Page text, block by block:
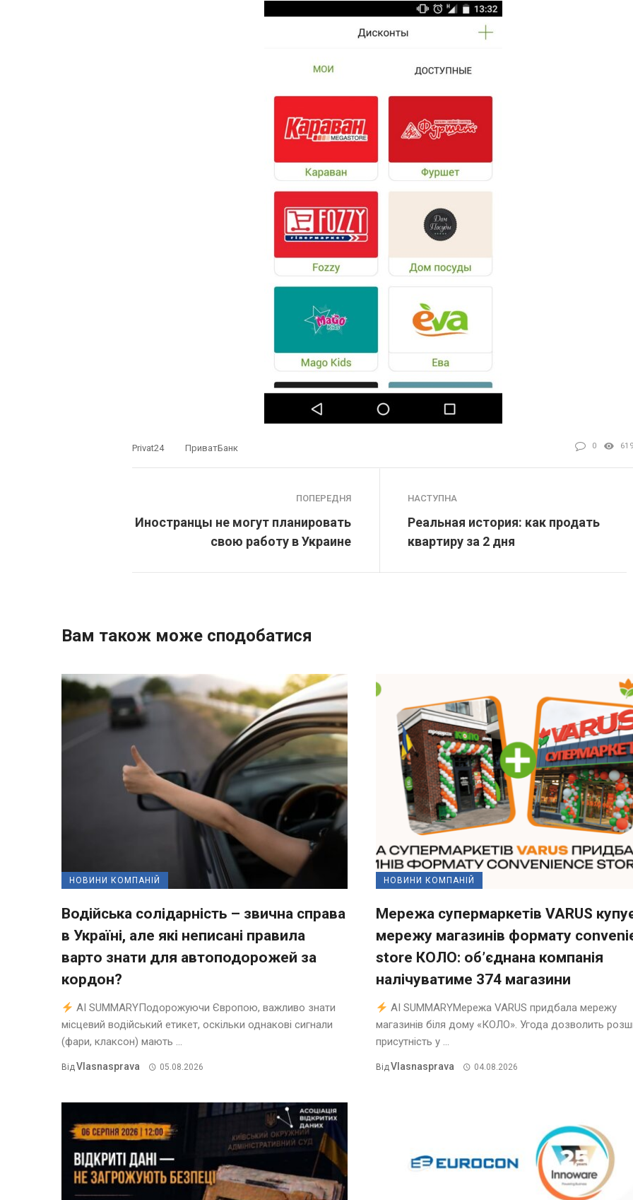
Privat24 ПриватБанк 0 619
ПОПЕРЕДНЯ
Иностранцы не могут планировать
свою работу в Украине
НАСТУПНА
Реальная история: как продать
квартиру за 2 дня
Вам також може сподобатися
НОВИНИ КОМПАНІЙ
Водійська солідарність – звична справа
в Україні, але які неписані правила
варто знати для автоподорожей за
кордон?
AI SUMMARYПодорожуючи Європою, важливо знати
місцевий водійський етикет, оскільки однакові сигнали
(фари, клаксон) мають ...
ВідVlasnasprava 05.08.2026
НОВИНИ КОМПАНІЙ
Мережа супермаркетів VARUS
мережу магазинів формату
store КОЛО: об’єднана компанія
налічуватиме 374 магазини
AI SUMMARYМережа VARUS придбала мережу
магазинів біля дому «КОЛО». Угода дозволить
присутність у ...
ВідVlasnasprava 04.08.2026